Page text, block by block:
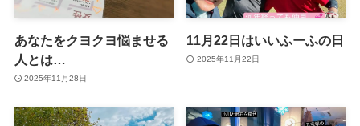
あなたをクヨクヨ悩ませる
人とは…
2025年11月28日
11月22日はいいふーふの日
2025年11月22日